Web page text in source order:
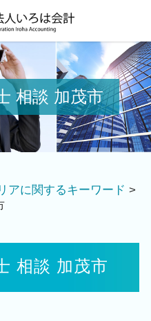
相談 加茂市
アに関するキーワード >
相談 加茂市